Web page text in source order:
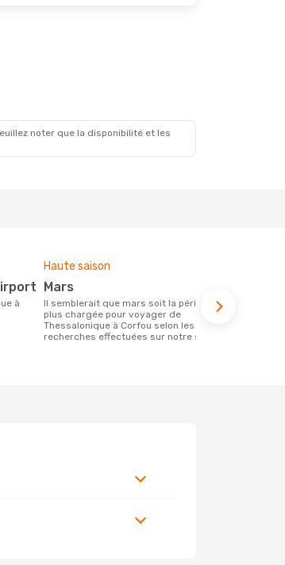
noter que la disponibilité et les
Haute saison
mars
Il semblerait que mars soit la période la
plus chargée pour voyager de
Thessalonique à Corfou selon les
recherches effectuées sur notre site.